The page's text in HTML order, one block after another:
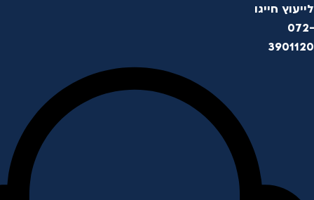
לייעוץ חייגו
072-
3901120